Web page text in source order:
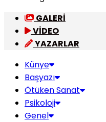
GALERİ
VİDEO
YAZARLAR
Künye
Başyazı
Ötüken Sanat
Psikoloji
Genel